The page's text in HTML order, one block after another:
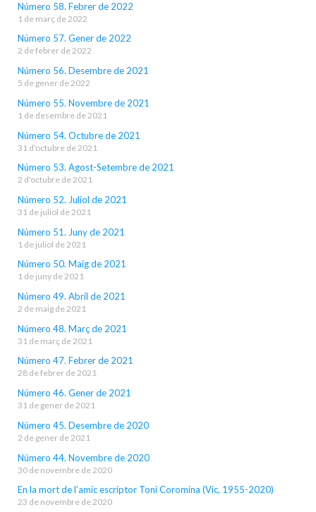
Número 58. Febrer de 2022
1 de març de 2022
Número 57. Gener de 2022
2 de febrer de 2022
Número 56. Desembre de 2021
5 de gener de 2022
Número 55. Novembre de 2021
1 de desembre de 2021
Número 54. Octubre de 2021
31 d'octubre de 2021
Número 53. Agost-Setembre de 2021
2 d'octubre de 2021
Número 52. Juliol de 2021
31 de juliol de 2021
Número 51. Juny de 2021
1 de juliol de 2021
Número 50. Maig de 2021
1 de juny de 2021
Número 49. Abril de 2021
2 de maig de 2021
Número 48. Març de 2021
31 de març de 2021
Número 47. Febrer de 2021
28 de febrer de 2021
Número 46. Gener de 2021
31 de gener de 2021
Número 45. Desembre de 2020
2 de gener de 2021
Número 44. Novembre de 2020
30 de novembre de 2020
En la mort de l’amic escriptor Toni Coromina (Vic, 1955-2020)
23 de novembre de 2020